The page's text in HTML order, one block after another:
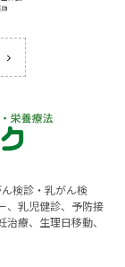
検診・乳がん検
、乳児健診、予防接
療、生理日移動、